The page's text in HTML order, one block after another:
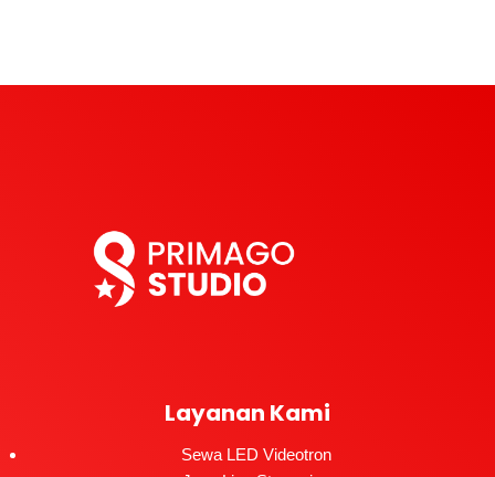
Layanan Kami
Sewa LED Videotron